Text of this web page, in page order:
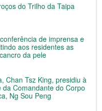
do Trilho da Taipa
de imprensa e
aos residentes as
da pele
Chan Tsz King, presidiu à
Comandante do Corpo
Ng Sou Peng